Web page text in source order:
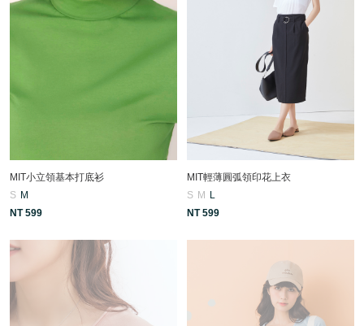
MIT小立領基本打底衫
S M
NT 599
MIT輕薄圓弧領印花上衣
S M L
NT 599